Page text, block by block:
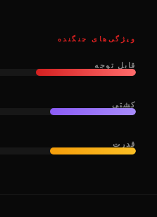
ویژگی‌های جنگنده
قابل توجه
کشتی
قدرت